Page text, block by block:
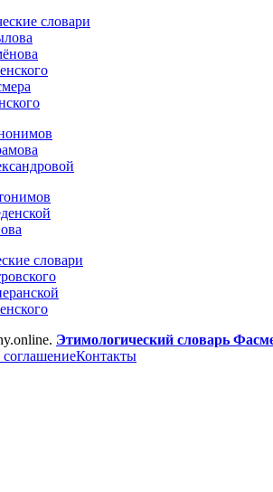
словари
словари
Этимологический словарь
соглашениеКонтакты